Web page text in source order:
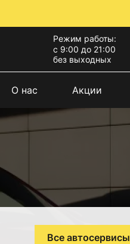
Режим работы:
с 9:00 до 21:00
без выходных
О нас Акции
Все автосервисы